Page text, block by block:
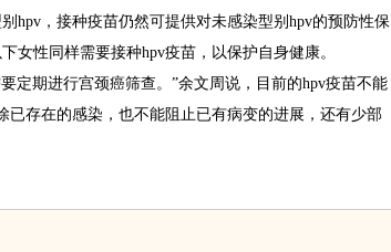
hpv，接种疫苗仍然可提供对未感染型别hpv的预防性保
女性同样需要接种hpv疫苗，以保护自身健康。
期进行宫颈癌筛查。”余文周说，目前的hpv疫苗不能
已存在的感染，也不能阻止已有病变的进展，还有少部